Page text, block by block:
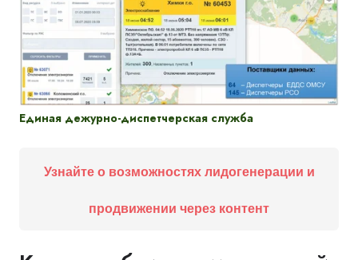
Единая дежурно-диспетчерская служба
Узнайте о возможностях лидогенерации и
продвижении через контент